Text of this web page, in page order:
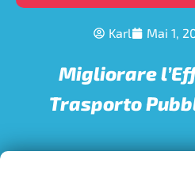
Karl Mai 1,
Migliorare
Trasporto